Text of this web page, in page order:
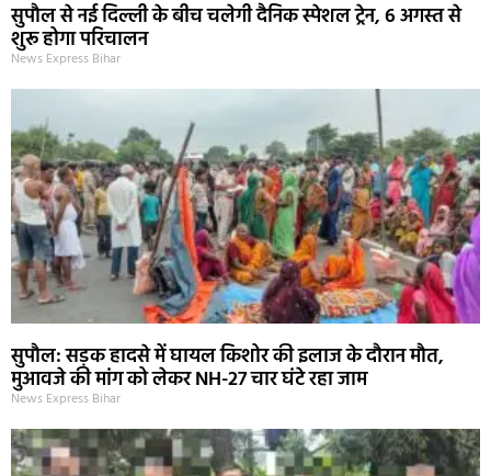
सुपौल से नई दिल्ली के बीच चलेगी दैनिक स्पेशल ट्रेन, 6 अगस्त से
शुरू होगा परिचालन
News Express Bihar
सुपौल: सड़क हादसे में घायल किशोर की इलाज के दौरान मौत,
मुआवजे की मांग को लेकर NH-27 चार घंटे रहा जाम
News Express Bihar